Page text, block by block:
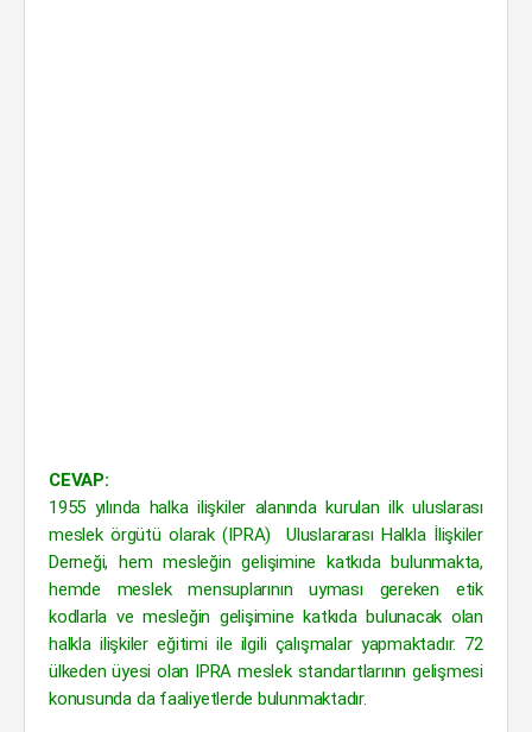
CEVAP:
1955 yılında halka ilişkiler alanında kurulan ilk uluslarası
meslek örgütü olarak (IPRA) Uluslararası Halkla İlişkiler
Derneği, hem mesleğin gelişimine katkıda bulunmakta,
hemde meslek mensuplarının uyması gereken etik
kodlarla ve mesleğin gelişimine katkıda bulunacak olan
halkla ilişkiler eğitimi ile ilgili çalışmalar yapmaktadır. 72
ülkeden üyesi olan IPRA meslek standartlarının gelişmesi
konusunda da faaliyetlerde bulunmaktadır.